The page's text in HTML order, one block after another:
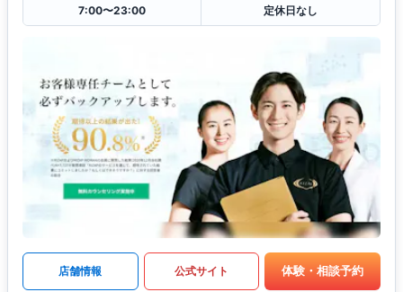
7:00〜23:00
定休日なし
店舗情報 公式サイト 体験・相談予約